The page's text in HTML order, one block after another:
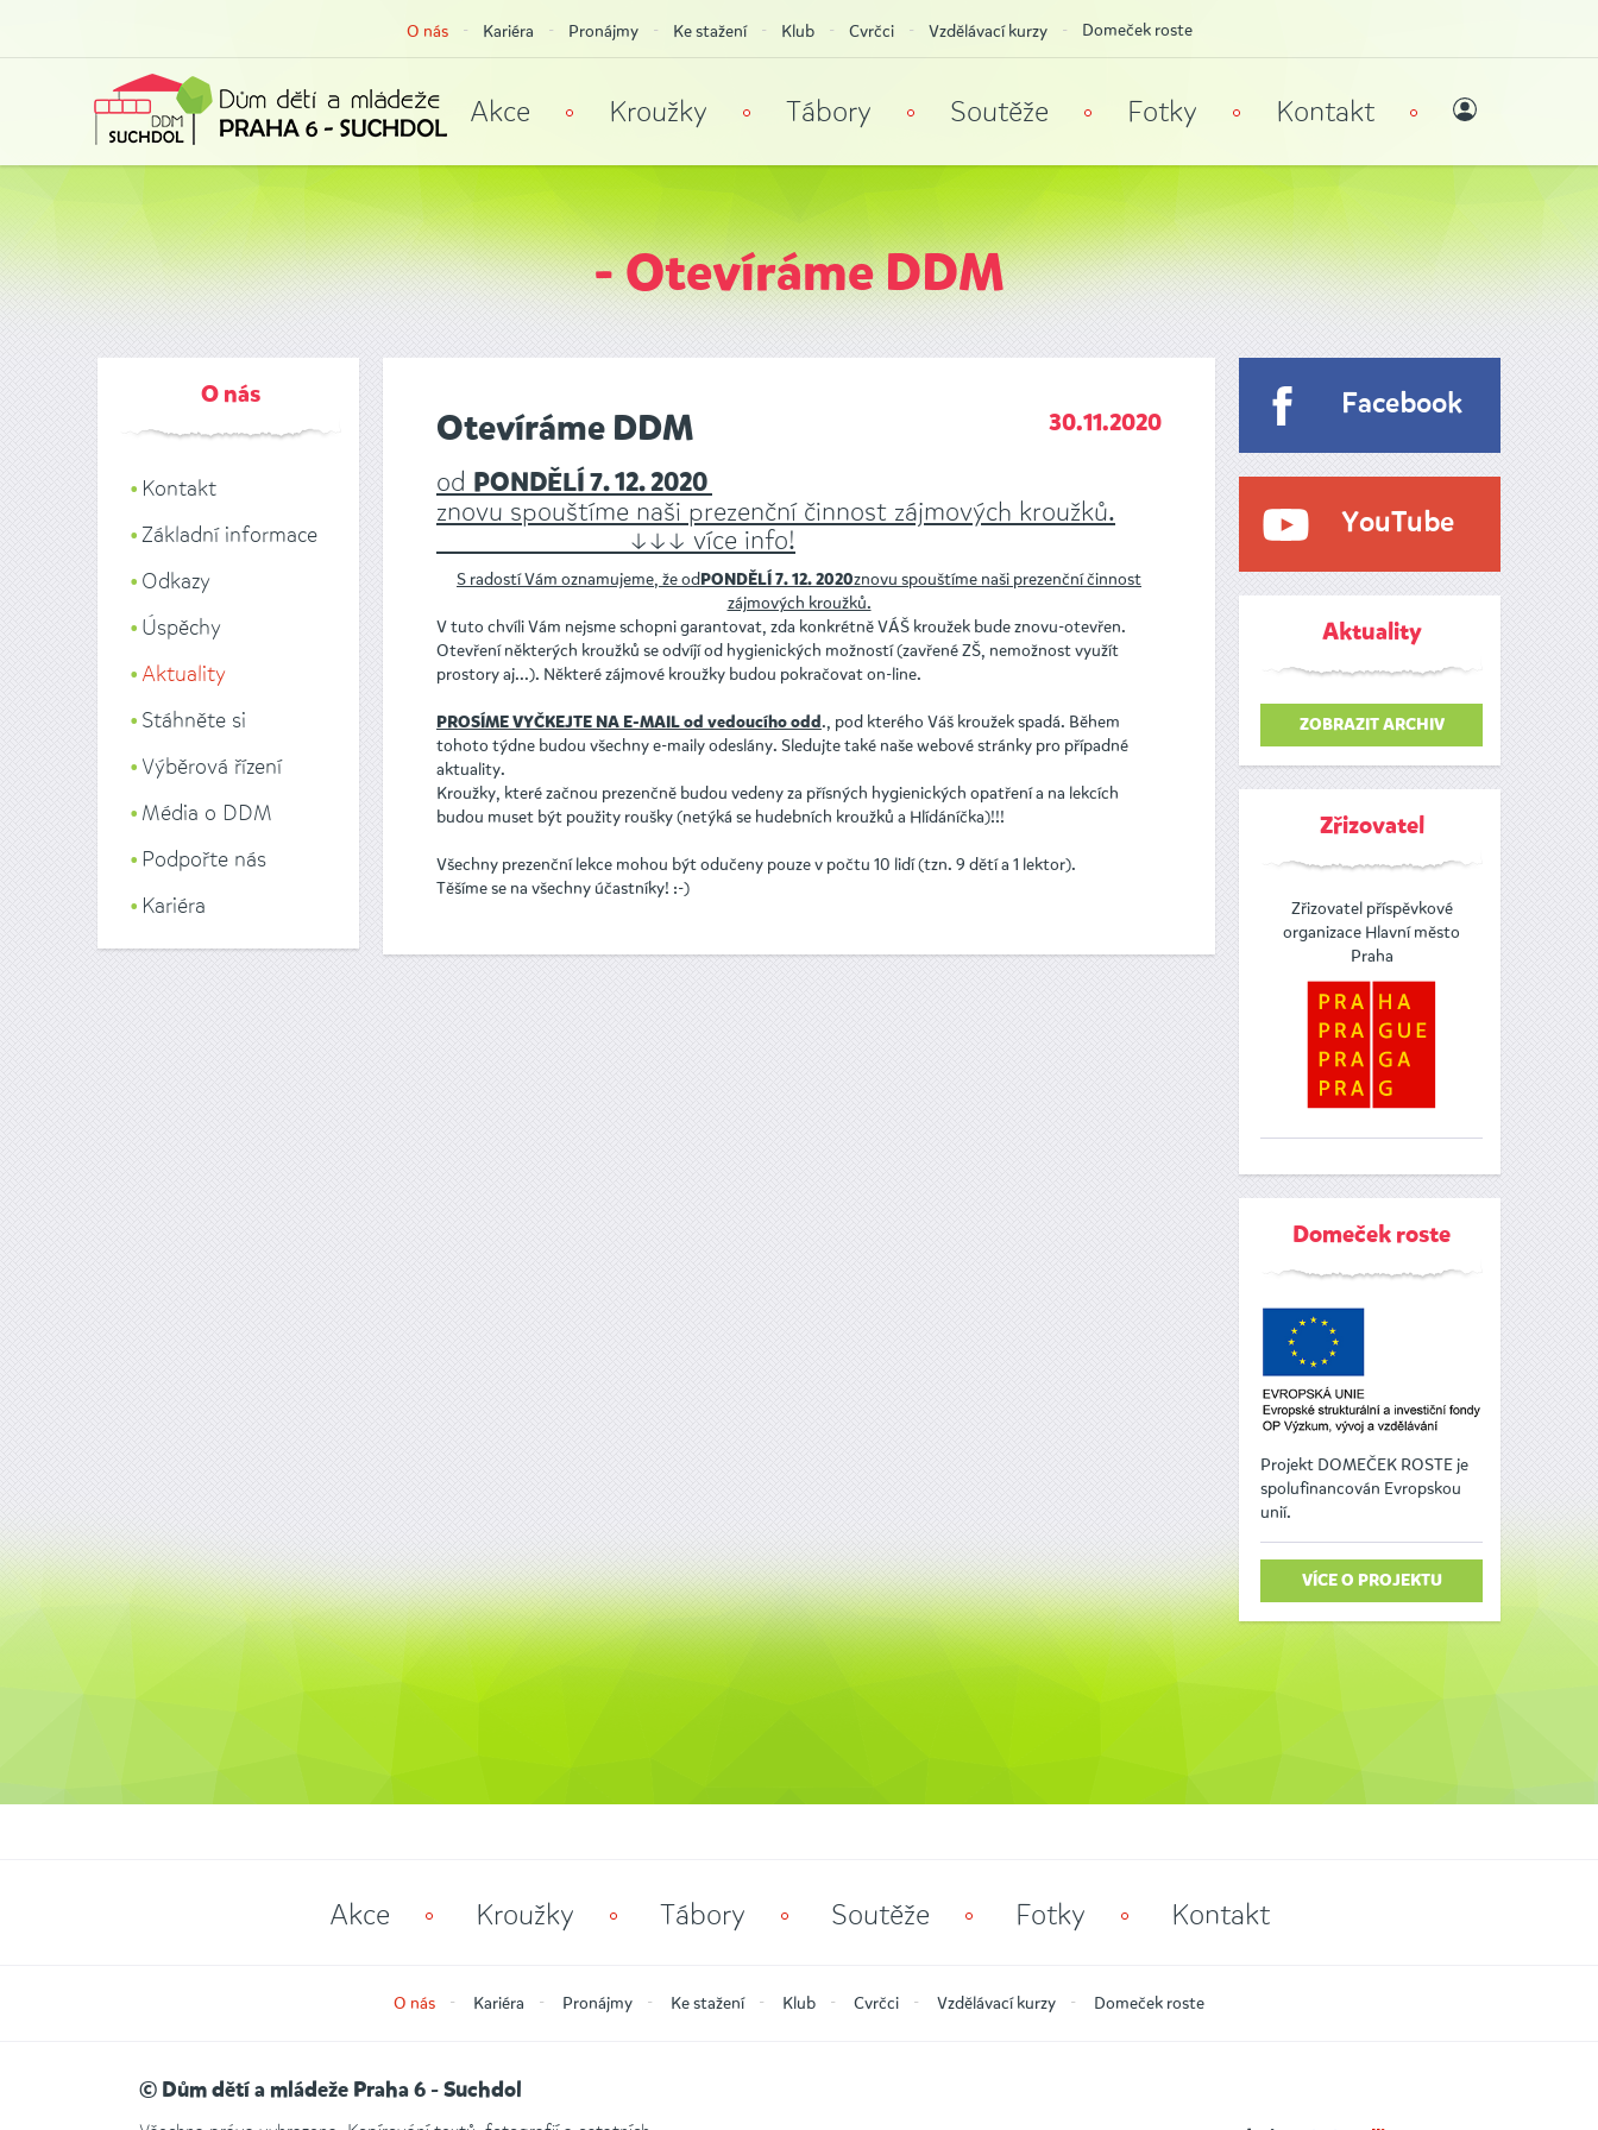
Akce Kroužky Tábory Soutěže Fotky Kontakt
O nás Kariéra Pronájmy Ke stažení Klub Cvrčci Vzdělávací kurzy Domeček roste
- Otevíráme DDM
O nás
Kontakt
Základní informace
Odkazy
Úspěchy
Aktuality
Stáhněte si
Výběrová řízení
Média o DDM
Podpořte nás
Kariéra
30.11.2020
Otevíráme DDM
od PONDĚLÍ 7. 12. 2020
znovu spouštíme naši prezenční činnost zájmových kroužků.
↓↓↓ více info!
S radostí Vám oznamujeme, že od PONDĚLÍ 7. 12. 2020znovu spouštíme naši prezenční činnost
zájmových kroužků.
V tuto chvíli Vám nejsme schopni garantovat, zda konkrétně VÁŠ kroužek bude znovu-otevřen.
Otevření některých kroužků se odvíjí od hygienických možností (zavřené ZŠ, nemožnost využít
prostory aj...). Některé zájmové kroužky budou pokračovat on-line.
PROSÍME VYČKEJTE NA E-MAIL od vedoucího odd., pod kterého Váš kroužek spadá. Během
tohoto týdne budou všechny e-maily odeslány. Sledujte také naše webové stránky pro případné
aktuality.
Kroužky, které začnou prezenčně budou vedeny za přísných hygienických opatření a na lekcích
budou muset být použity roušky (netýká se hudebních kroužků a Hlídáníčka)!!!
Všechny prezenční lekce mohou být odučeny pouze v počtu 10 lidí (tzn. 9 dětí a 1 lektor).
Těšíme se na všechny účastníky! :-)
Facebook
YouTube
Aktuality
ZOBRAZIT ARCHIV
Zřizovatel
Zřizovatel příspěvkové
organizace Hlavní město
Praha
Domeček roste
Projekt DOMEČEK ROSTE je
spolufinancován Evropskou
unií.
VÍCE O PROJEKTU
Akce Kroužky Tábory Soutěže Fotky Kontakt
O nás Kariéra Pronájmy Ke stažení Klub Cvrčci Vzdělávací kurzy Domeček roste
© Dům dětí a mládeže Praha 6 - Suchdol